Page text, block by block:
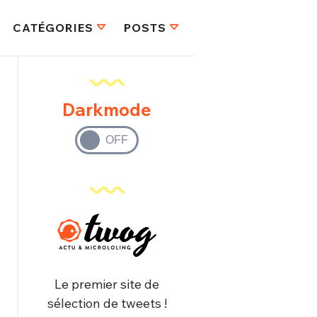
CATÉGORIES POSTS
Darkmode
Le premier site de
sélection de tweets !